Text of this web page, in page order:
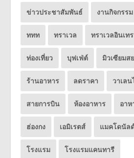
ข่าวประชาสัมพันธ์ งานกิจกรรม
ททท ทราเวล ทราเวลอินเท
ท่องเที่ยว บุฟเฟ่ต์ มิวเซียมส
ร้านอาหาร ลดราคา วาเล
สายการบิน ห้องอาหาร อาห
ฮ่องกง เอมิเรตส์ แมคโดนัล
โรงแรม โรงแรมแคนทารี